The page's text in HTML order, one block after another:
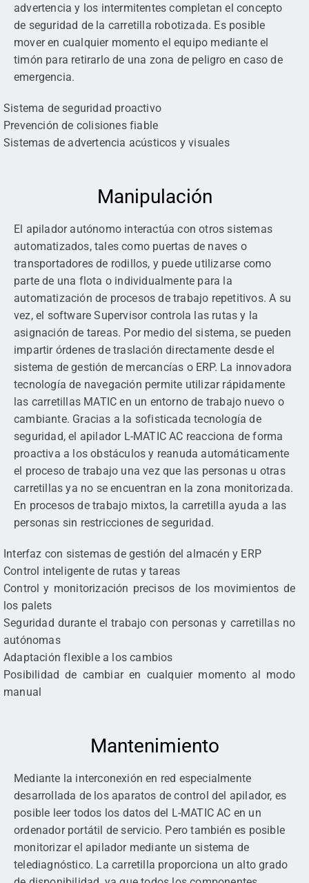
advertencia y los intermitentes completan el concepto
de seguridad de la carretilla robotizada. Es posible
mover en cualquier momento el equipo mediante el
timón para retirarlo de una zona de peligro en caso de
emergencia.
Sistema de seguridad proactivo
Prevención de colisiones fiable
Sistemas de advertencia acústicos y visuales
Manipulación
El apilador autónomo interactúa con otros sistemas
automatizados, tales como puertas de naves o
transportadores de rodillos, y puede utilizarse como
parte de una flota o individualmente para la
automatización de procesos de trabajo repetitivos. A su
vez, el software Supervisor controla las rutas y la
asignación de tareas. Por medio del sistema, se pueden
impartir órdenes de traslación directamente desde el
sistema de gestión de mercancías o ERP. La innovadora
tecnología de navegación permite utilizar rápidamente
las carretillas MATIC en un entorno de trabajo nuevo o
cambiante. Gracias a la sofisticada tecnología de
seguridad, el apilador L-MATIC AC reacciona de forma
proactiva a los obstáculos y reanuda automáticamente
el proceso de trabajo una vez que las personas u otras
carretillas ya no se encuentran en la zona monitorizada.
En procesos de trabajo mixtos, la carretilla ayuda a las
personas sin restricciones de seguridad.
Interfaz con sistemas de gestión del almacén y ERP
Control inteligente de rutas y tareas
Control y monitorización precisos de los movimientos de
los palets
Seguridad durante el trabajo con personas y carretillas no
autónomas
Adaptación flexible a los cambios
Posibilidad de cambiar en cualquier momento al modo
manual
Mantenimiento
Mediante la interconexión en red especialmente
desarrollada de los aparatos de control del apilador, es
posible leer todos los datos del L-MATIC AC en un
ordenador portátil de servicio. Pero también es posible
monitorizar el apilador mediante un sistema de
telediagnóstico. La carretilla proporciona un alto grado